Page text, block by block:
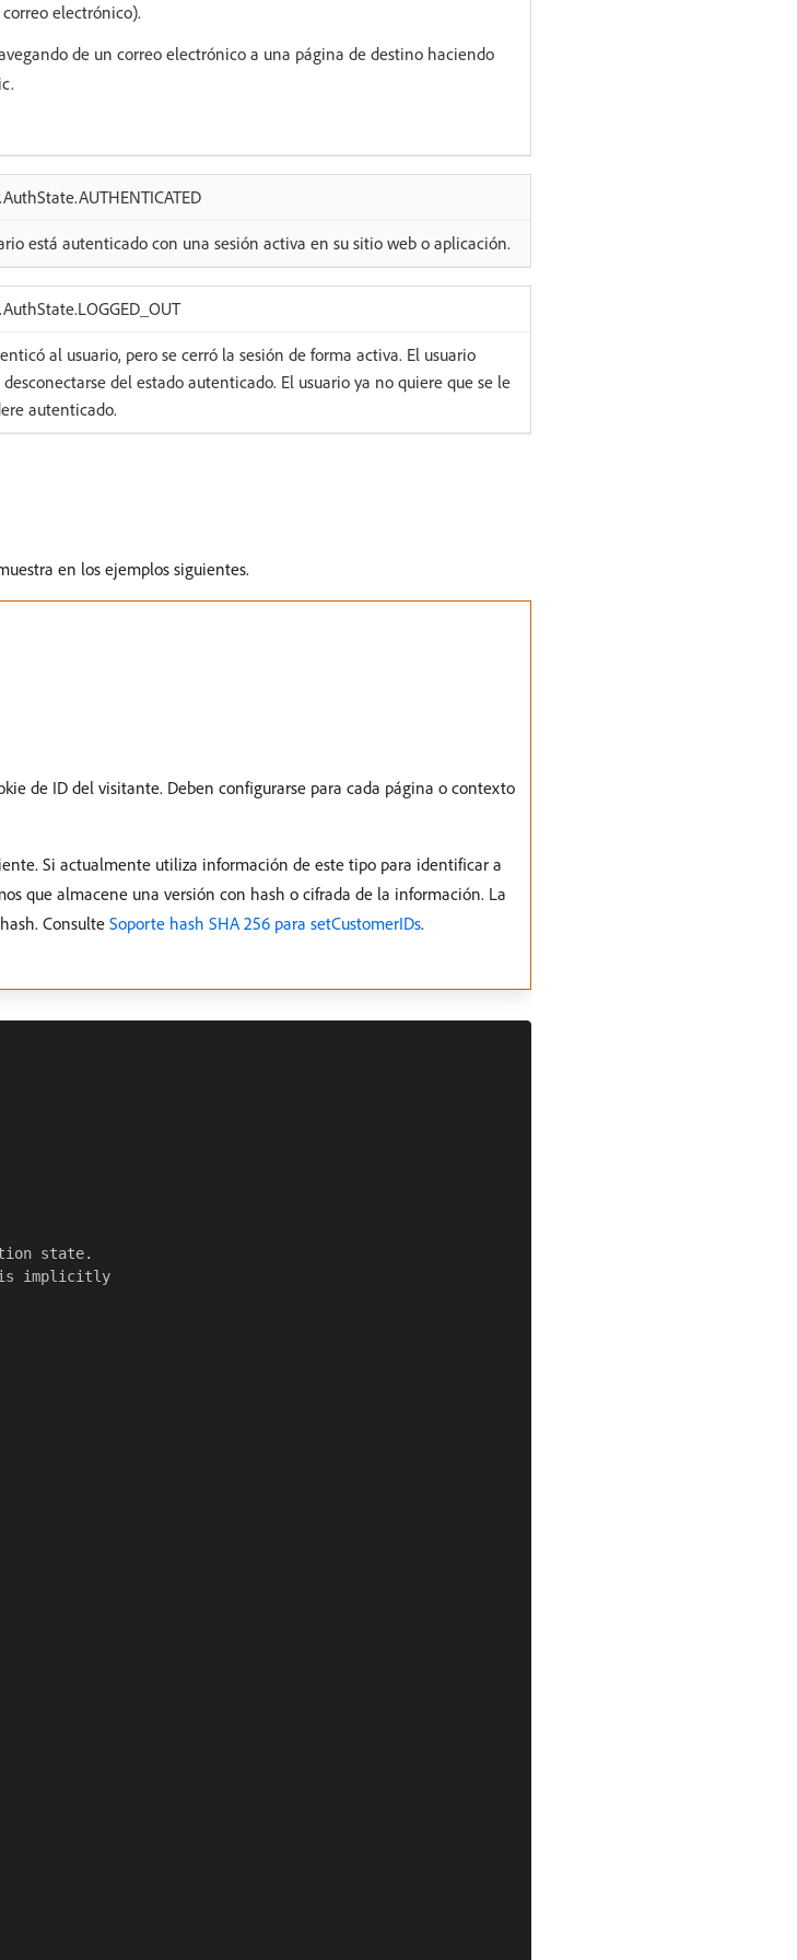
electrónico).
de un correo electrónico a una página de destino haciendo
está autenticado con una sesión activa en su sitio web o aplicación.
al usuario, pero se cerró la sesión de forma activa. El usuario
del estado autenticado. El usuario ya no quiere que se le
autenticado.
en los ejemplos siguientes.
de ID del visitante. Deben configurarse para cada página o contexto
Si actualmente utiliza información de este tipo para identificar a
que almacene una versión con hash o cifrada de la información. La
Consulte Soporte hash SHA 256 para setCustomerIDs.
state.
is implicitly